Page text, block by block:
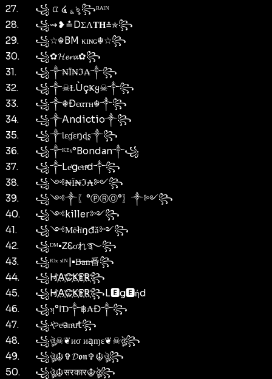
27.
꧁ ᤂ ໔ ؏ৡ ꧂ᴿᴬᴵᴺ
28.
꧁⇝❥≛DΣΛ𝐓𝐇≛✯꧂
29.
꧁☆☬BM κɪɴɢ☬☆꧂
30.
꧁✿𝓗𝓮𝓻𝓪✿꧂
31.
꧁༒₦Ї₦ℑ₳༒꧂
32.
꧁༒☠Ƚ︎ÙçҜყ☠︎༒꧂
33.
꧁༒☬Ðєαтн☬༒꧂
34.
꧁༒Andictio༒꧂
35.
꧁༒Ɩɛɠɛŋɖʂ༒꧂
36.
꧁༒ᴷᴱᵞ°Bondan༒꧁
37.
꧁༒Leͥgeͣnͫd༒꧂
38.
꧁༺₦Ї₦ℑ₳༻꧂
39.
꧁༺༒〖°ⓅⓇⓄ°〗༒༻꧂
40.
꧁༺killer༻꧂
41.
꧁༺Мёłїŋđǎ༻꧂
42.
꧁ᴰᴹ•ᏃᏋσれ࿐꧂
43.
꧁ᶠᴼˣ ˢᴵᴺ|•B̶a̶n̶番꧂
44.
꧁H҉A҉C҉K҉E҉R҉꧂
45.
꧁H҉A҉C҉K҉E҉R҉꧂L🅴g🅴ήd
46.
꧁ʞ°𐌉Ɗ༒฿₳Đ༒꧂
47.
꧁やeͥanͣuͫt꧂
48.
꧁ঔৣ☠︎❦иσ иąɱɛ❦☠︎ঔৣ꧂
49.
꧁ঔৣ☬✞𝓓𝖔𝖓✞☬ঔৣ꧂
50.
꧁ঔৣ☬सरकार☬ঔৣ꧂